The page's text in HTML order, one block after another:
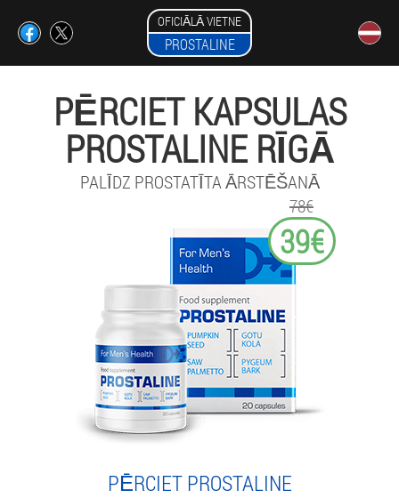
OFICIĀLĀ VIETNE
PROSTALINE
PĒRCIET KAPSULAS
PROSTALINE RĪGĀ
PALĪDZ PROSTATĪTA ĀRSTĒŠANĀ
78€
39€
PĒRCIET PROSTALINE